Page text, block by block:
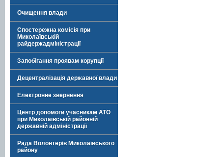
Очищення влади
Спостережна комісія при
Миколаївській
райдержадміністрації
Запобігання проявам корупції
Децентралізація державної влади
Електронне звернення
Центр допомоги учасникам АТО
при Миколаївській районній
державній адміністрації
Рада Волонтерів Миколаївського
району